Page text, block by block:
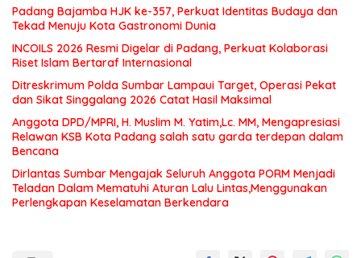
Padang Bajamba HJK ke-357, Perkuat Identitas Budaya dan
Tekad Menuju Kota Gastronomi Dunia
INCOILS 2026 Resmi Digelar di Padang, Perkuat Kolaborasi
Riset Islam Bertaraf Internasional
Ditreskrimum Polda Sumbar Lampaui Target, Operasi Pekat
dan Sikat Singgalang 2026 Catat Hasil Maksimal
Anggota DPD/MPRI, H. Muslim M. Yatim,Lc. MM, Mengapresiasi
Relawan KSB Kota Padang salah satu garda terdepan dalam
Bencana
Dirlantas Sumbar Mengajak Seluruh Anggota PORM Menjadi
Teladan Dalam Mematuhi Aturan Lalu Lintas,Menggunakan
Perlengkapan Keselamatan Berkendara